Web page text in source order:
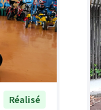
Réalisé